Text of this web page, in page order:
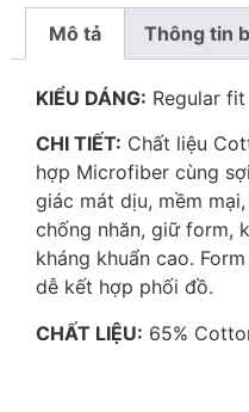
Mô tả Thông tin
KIỂU DÁNG: Regular fit
CHI TIẾT: Chất liệu
hợp Microfiber cùng
giác mát dịu, mềm
chống nhăn, giữ form,
kháng khuẩn cao.
dễ kết hợp phối đồ.
CHẤT LIỆU: 65%